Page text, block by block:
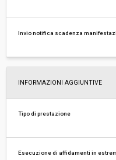
Invio notifica scadenza
INFORMAZIONI AGGIUNTIVE
Tipo di prestazione
Esecuzione di affidamenti in